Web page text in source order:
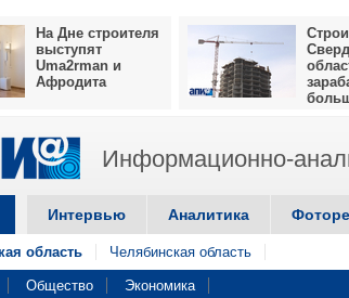
На Дне строителя
выступят
Uma2rman и
Афродита
Информационно-
Интервью Аналитика
область Челябинская область
Общество Экономика